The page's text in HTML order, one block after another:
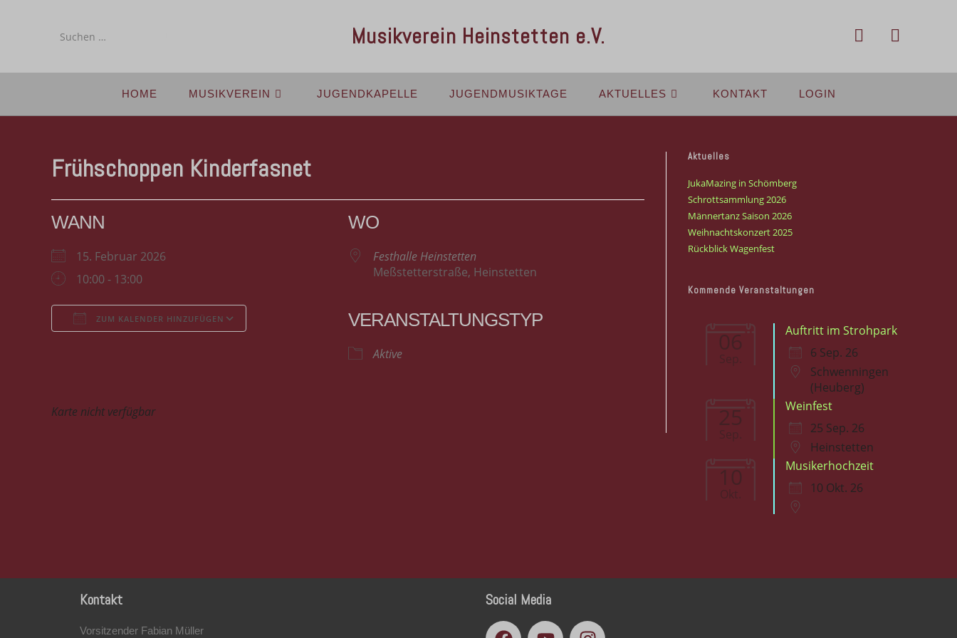
Diese
durchsuchen
Musikverein Heinstetten e.V.
HOME MUSIKVEREIN JUGENDKAPELLE JUGENDMUSIKTAGE AKTUELLES KONTAKT LOGIN
Frühschoppen Kinderfasnet
WANN
15. Februar 2026
10:00 - 13:00
ZUM KALENDER HINZUFÜGEN
WO
Festhalle Heinstetten
Meßstetterstraße, Heinstetten
VERANSTALTUNGSTYP
Aktive
Karte nicht verfügbar
Aktuelles
JukaMazing in Schömberg
Schrottsammlung 2026
Männertanz Saison 2026
Weihnachtskonzert 2025
Rückblick Wagenfest
Kommende Veranstaltungen
06
Sep.
Auftritt im Strohpark
6 Sep. 26
Schwenningen
(Heuberg)
25
Sep.
Weinfest
25 Sep. 26
Heinstetten
10
Okt.
Musikerhochzeit
10 Okt. 26
Kontakt Social Media
Vorsitzender Fabian Müller